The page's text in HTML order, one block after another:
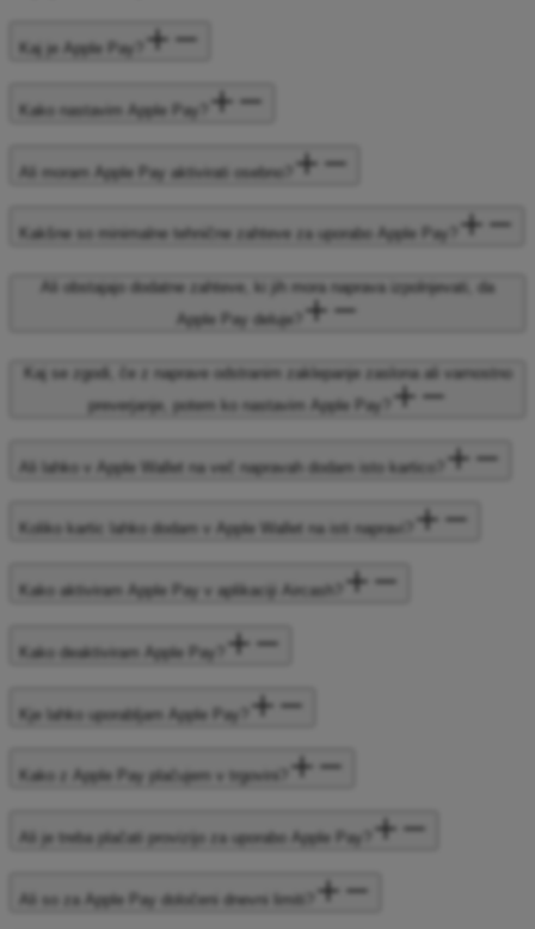
Kaj je Apple Pay?
Kako nastavim Apple Pay?
Ali moram Apple Pay aktivirati osebno?
Kakšne so minimalne tehnične zahteve za uporabo Apple Pay?
Ali obstajajo dodatne zahteve, ki jih mora naprava izpolnjevati, da
Apple Pay deluje?
Kaj se zgodi, če z naprave odstranim zaklepanje zaslona ali varnostno
preverjanje, potem ko nastavim Apple Pay?
Ali lahko v Apple Wallet na več napravah dodam isto kartico?
Koliko kartic lahko dodam v Apple Wallet na isti napravi?
Kako aktiviram Apple Pay v aplikaciji Aircash?
Kako deaktiviram Apple Pay?
Kje lahko uporabljam Apple Pay?
Kako z Apple Pay plačujem v trgovini?
Ali je treba plačati provizijo za uporabo Apple Pay?
Ali so za Apple Pay določeni dnevni limiti?